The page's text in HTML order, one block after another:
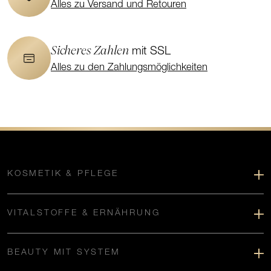
Alles zu Versand und Retouren
Sicheres Zahlen mit SSL
Alles zu den Zahlungsmöglichkeiten
KOSMETIK & PFLEGE
VITALSTOFFE & ERNÄHRUNG
BEAUTY MIT SYSTEM